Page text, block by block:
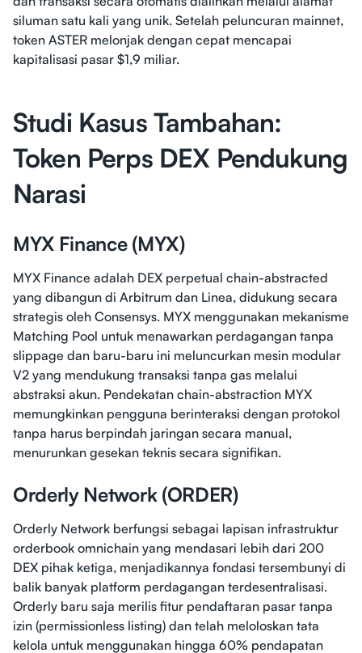
siluman satu kali yang unik. Setelah peluncuran mainnet,
token ASTER melonjak dengan cepat mencapai
kapitalisasi pasar $1,9 miliar.
Studi Kasus Tambahan:
Token Perps DEX Pendukung
Narasi
MYX Finance (MYX)
MYX Finance adalah DEX perpetual chain-abstracted
yang dibangun di Arbitrum dan Linea, didukung secara
strategis oleh Consensys. MYX menggunakan mekanisme
Matching Pool untuk menawarkan perdagangan tanpa
slippage dan baru-baru ini meluncurkan mesin modular
V2 yang mendukung transaksi tanpa gas melalui
abstraksi akun. Pendekatan chain-abstraction MYX
memungkinkan pengguna berinteraksi dengan protokol
tanpa harus berpindah jaringan secara manual,
menurunkan gesekan teknis secara signifikan.
Orderly Network (ORDER)
Orderly Network berfungsi sebagai lapisan infrastruktur
orderbook omnichain yang mendasari lebih dari 200
DEX pihak ketiga, menjadikannya fondasi tersembunyi di
balik banyak platform perdagangan terdesentralisasi.
Orderly baru saja merilis fitur pendaftaran pasar tanpa
izin (permissionless listing) dan telah meloloskan tata
kelola untuk menggunakan hingga 60% pendapatan